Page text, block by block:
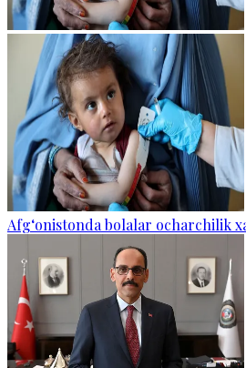
Afg‘onistonda bolalar ocharchilik